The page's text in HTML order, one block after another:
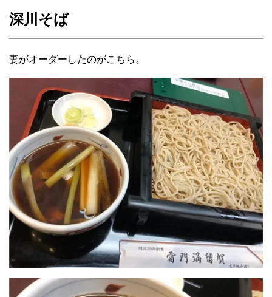
深川そば
妻がオーダーしたのがこちら。